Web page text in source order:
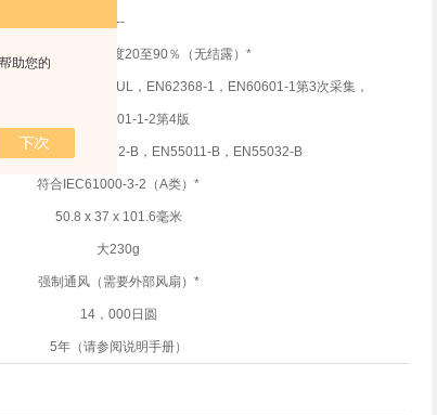
助您的
---
至+ 70°C，相对湿度20至90％（无结露）*
ES60601-1，C-UL，EN62368-1，EN60601-1第3次采集，
符合IEC60601-1-2第4版
VCCI-B，CISPR32-B，EN55011-B，EN55032-B
符合IEC61000-3-2（A类）*
50.8 x 37 x 101.6毫米
大230g
强制通风（需要外部风扇）*
14，000日圆
5年（请参阅说明手册）